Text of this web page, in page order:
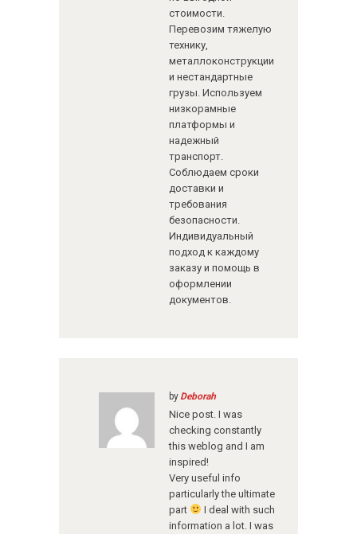
стоимости.
Перевозим тяжелую
технику,
металлоконструкции
и нестандартные
грузы. Используем
низкорамные
платформы и
надежный
транспорт.
Соблюдаем сроки
доставки и
требования
безопасности.
Индивидуальный
подход к каждому
заказу и помощь в
оформлении
документов.
by Deborah
Nice post. I was
checking constantly
this weblog and I am
inspired!
Very useful info
particularly the ultimate
part
I deal with such
information a lot. I was